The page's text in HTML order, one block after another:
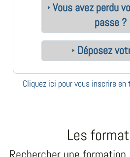
Vous avez perdu
passe ?
Déposez
Cliquez ici pour vous inscrire en
Les